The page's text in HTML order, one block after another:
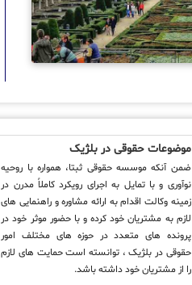
موضوعات حقوقی در بلژیک
ضمن آنکه موسسه حقوقی ثبتا، همواره با روحیه
نوآوری و با تمایل به اجرای رویکرد کاملاً مدرن در
زمینه وکالت اقدام به ارائه مشاوره و راهنمایی های
لازم به مشتریان خود کرده و با حضور موثر خود در
پرونده های متعدد در حوزه های مختلف امور
حقوقی در بلژیک ، توانسته است حمایت های لازم
را از مشتریان خود داشته باشد.